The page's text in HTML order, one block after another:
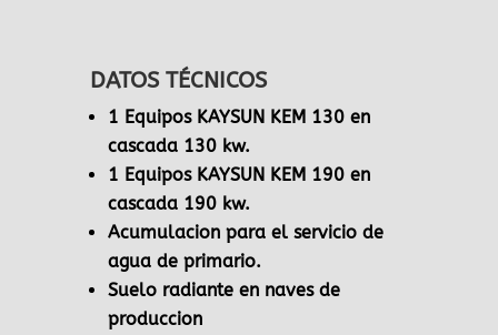
DATOS TÉCNICOS
1 Equipos KAYSUN KEM 130 en
cascada 130 kw.
1 Equipos KAYSUN KEM 190 en
cascada 190 kw.
Acumulacion para el servicio de
agua de primario.
Suelo radiante en naves de
produccion